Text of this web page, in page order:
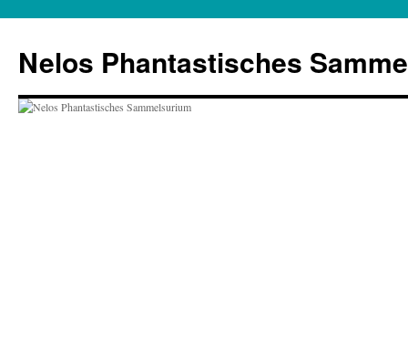
springen
Nelos Phantastisches